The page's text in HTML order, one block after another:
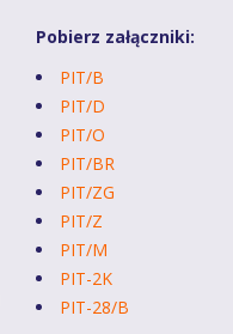
Pobierz załączniki:
PIT/B
PIT/D
PIT/O
PIT/BR
PIT/ZG
PIT/Z
PIT/M
PIT-2K
PIT-28/B